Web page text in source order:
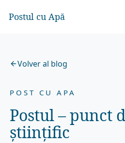
Postul cu Apă
Volver al blog
POST CU APA
Postul – punct
științific